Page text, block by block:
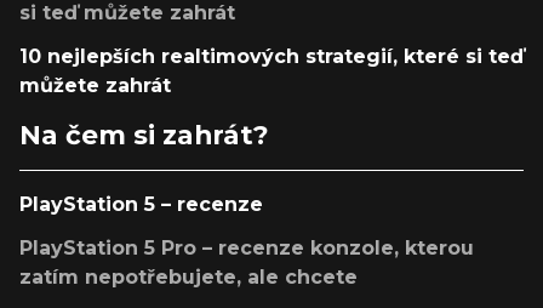
si teď můžete zahrát
10 nejlepších realtimových strategií, které si teď
můžete zahrát
Na čem si zahrát?
PlayStation 5 – recenze
PlayStation 5 Pro – recenze konzole, kterou
zatím nepotřebujete, ale chcete